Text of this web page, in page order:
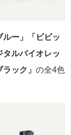
ルー」「ビビッ
タルバイオレッ
ック」 の全4色